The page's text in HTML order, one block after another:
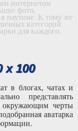
интернетом
фото,
паутине. К тому же
категорий
для каждого.
x 100
в блогах, чатах и
представлять
окружающим черты
аватарка